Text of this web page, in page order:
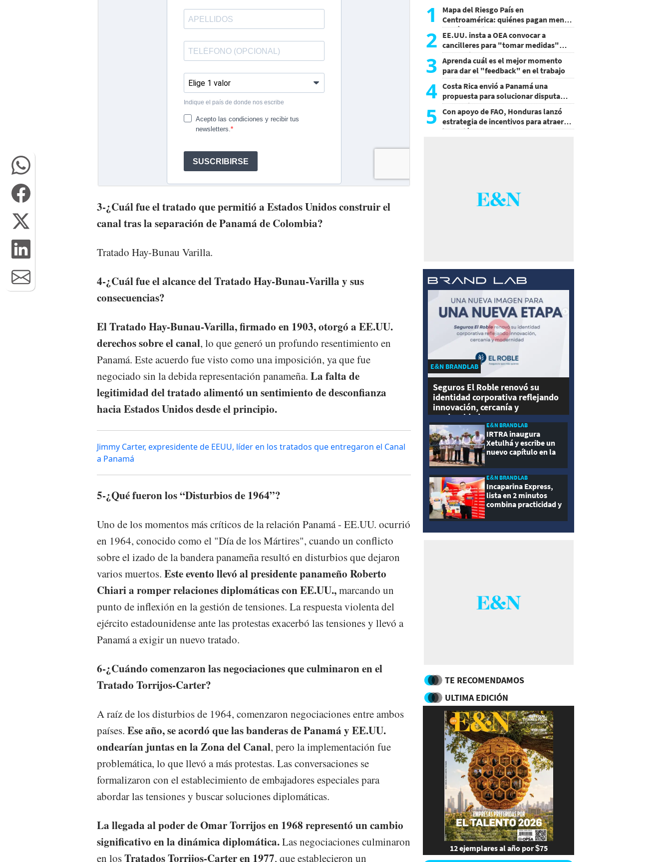
3-¿Cuál fue el tratado que permitió a Estados Unidos construir el
canal tras la separación de Panamá de Colombia?
Tratado Hay-Bunau Varilla.
4-¿Cuál fue el alcance del Tratado Hay-Bunau-Varilla y sus
consecuencias?
El Tratado Hay-Bunau-Varilla, firmado en 1903, otorgó a EE.UU.
derechos sobre el canal, lo que generó un profundo resentimiento en
Panamá. Este acuerdo fue visto como una imposición, ya que fue
negociado sin la debida representación panameña. La falta de
legitimidad del tratado alimentó un sentimiento de desconfianza
hacia Estados Unidos desde el principio.
Jimmy Carter, expresidente de EEUU, líder en los tratados que entregaron el Canal
a Panamá
5-¿Qué fueron los “Disturbios de 1964”?
Uno de los momentos más críticos de la relación Panamá - EE.UU. ocurrió
en 1964, conocido como el "Día de los Mártires", cuando un conflicto
sobre el izado de la bandera panameña resultó en disturbios que dejaron
varios muertos. Este evento llevó al presidente panameño Roberto
Chiari a romper relaciones diplomáticas con EE.UU.,marcando un
punto de inflexión en la gestión de tensiones. La respuesta violenta del
ejército estadounidense ante las protestas exacerbó las tensiones y llevó a
Panamá a exigir un nuevo tratado.
6-¿Cuándo comenzaron las negociaciones que culminaron en el
Tratado Torrijos-Carter?
A raíz de los disturbios de 1964, comenzaron negociaciones entre ambos
países. Ese año, se acordó que las banderas de Panamá y EE.UU.
ondearían juntas en la Zona del Canal, pero la implementación fue
problemática, lo que llevó a más protestas. Las conversaciones se
formalizaron con el establecimiento de embajadores especiales para
abordar las tensiones y buscar soluciones diplomáticas.
La llegada al poder de Omar Torrijos en 1968 representó un cambio
significativo en la dinámica diplomática.Las negociaciones culminaron
en losTratados Torrijos-Carter en 1977, que establecieron un
1
Mapa del Riesgo País en
Centroamérica: quiénes pagan menos
y cuáles mejoraron
2 EE.UU. insta a OEA convocar a
cancilleres para "tomar medidas"
sobre Nicaragua
3 Aprenda cuál es el mejor momento
para dar el "feedback" en el trabajo
4 Costa Rica envió a Panamá una
propuesta para solucionar disputa
comercial
5
Con apoyo de FAO, Honduras lanzó
estrategia de incentivos para atraer
inversión al agro
E&N BRANDLAB
Seguros El Roble renovó su
identidad corporativa reflejando
innovación, cercanía y
modernidad
E&N BRANDLAB
IRTRA inaugura
Xetulhá y escribe un
nuevo capítulo en la
recreación de
Guatemala
E&N BRANDLAB
Incaparina Express,
lista en 2 minutos
combina practicidad y
TE RECOMENDAMOS
ULTIMA EDICIÓN
12 ejemplares al año por $75